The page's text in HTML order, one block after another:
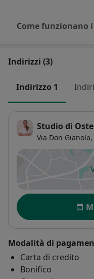
Come funzionano i
Indirizzi (3)
Indirizzo 1
Studio di
Via Don Gianola,
Disponibilità
Modalità di
Carta di credito
Bonifico